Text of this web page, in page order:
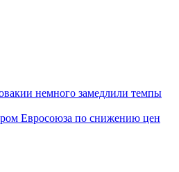
немного замедлили темпы
Евросоюза по снижению цен